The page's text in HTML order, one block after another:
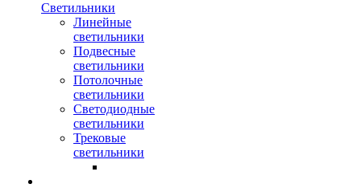
Светильники
Линейные
светильники
Подвесные
светильники
Потолочные
светильники
Светодиодные
светильники
Трековые
светильники